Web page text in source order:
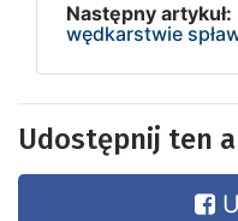
Następny artykuł:
wędkarstwie
Udostępnij ten